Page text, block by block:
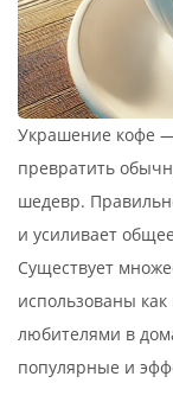
Украшение кофе —
превратить
шедевр.
и усиливает
Существует
использованы
любителями в
популярные и